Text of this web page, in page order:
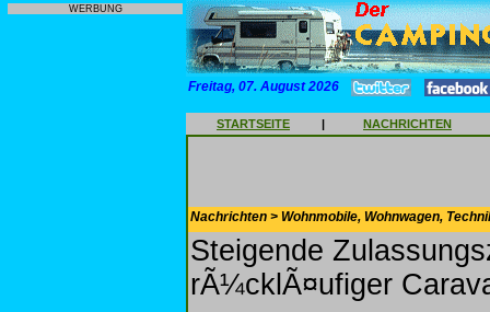
WERBUNG
Freitag, 07. August 2026
STARTSEITE | NACHRICHTEN
Nachrichten > Wohnmobile, Wohnwagen,
Steigende
rÃ¼cklÃ¤ufiger